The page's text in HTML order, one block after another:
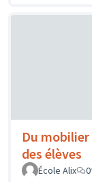
Du
des élèves
École Alix
0